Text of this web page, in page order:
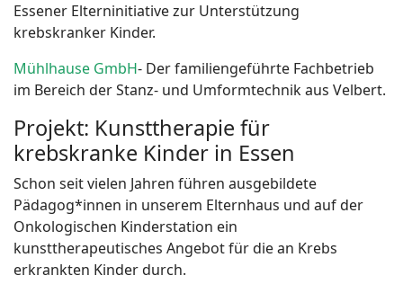
Essener Elterninitiative zur Unterstützung
krebskranker Kinder.
Mühlhause GmbH- Der familiengeführte Fachbetrieb
im Bereich der Stanz- und Umformtechnik aus Velbert.
Projekt: Kunsttherapie für
krebskranke Kinder in Essen
Schon seit vielen Jahren führen ausgebildete
Pädagog*innen in unserem Elternhaus und auf der
Onkologischen Kinderstation ein
kunsttherapeutisches Angebot für die an Krebs
erkrankten Kinder durch.